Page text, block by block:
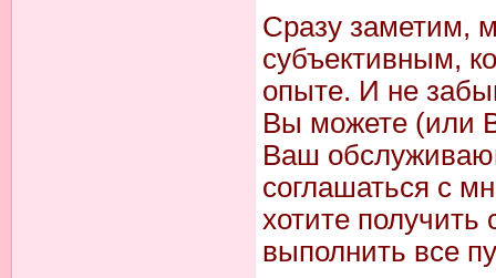
Сразу заметим,
субъективным,
опыте. И не
Вы можете (или
Ваш
соглашаться с
хотите получить
выполнить все